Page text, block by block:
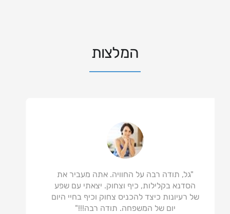
המלצות
"גל, תודה רבה על החוויה. אתה מעביר את
הסדנא בקלילות, כיף וצחוק. יצאתי עם שפע
של רעיונות כיצד להכניס צחוק וכיף בחיי היום
יום של המשפחה. תודה רבה!!!"